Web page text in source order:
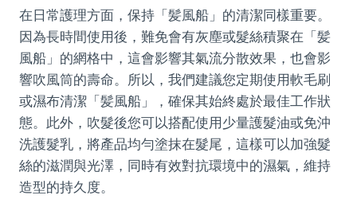
在日常護理方面，保持「髪風船」的清潔同樣重要。
因為長時間使用後，難免會有灰塵或髮絲積聚在「髪
風船」的網格中，這會影響其氣流分散效果，也會影
響吹風筒的壽命。所以，我們建議您定期使用軟毛刷
或濕布清潔「髪風船」，確保其始終處於最佳工作狀
態。此外，吹髮後您可以搭配使用少量護髮油或免沖
洗護髮乳，將產品均勻塗抹在髮尾，這樣可以加強髮
絲的滋潤與光澤，同時有效對抗環境中的濕氣，維持
造型的持久度。